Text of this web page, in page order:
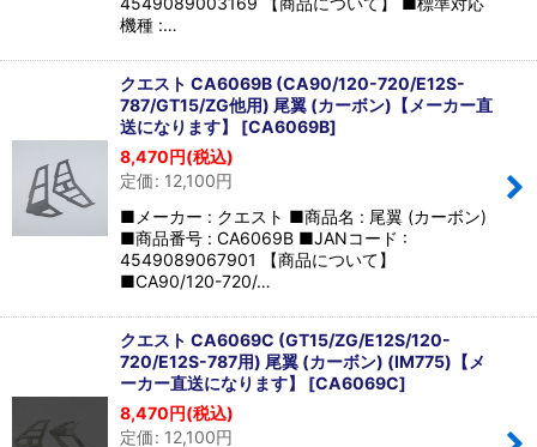
機種 :…
クエスト CA6069B (CA90/120-720/E12S-
787/GT15/ZG他用) 尾翼 (カーボン)【メーカー直
送になります】 [CA6069B]
8,470円(税込)
定価: 12,100円
■メーカー : クエスト ■商品名 : 尾翼 (カーボン)
■商品番号 : CA6069B ■JANコード :
4549089067901 【商品について】
■CA90/120-720/…
クエスト CA6069C (GT15/ZG/E12S/120-
720/E12S-787用) 尾翼 (カーボン) (IM775)【メ
ーカー直送になります】 [CA6069C]
8,470円(税込)
定価: 12,100円